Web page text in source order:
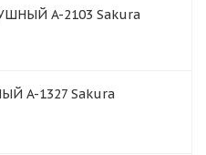
A-2103 Sakura
A-1327 Sakura